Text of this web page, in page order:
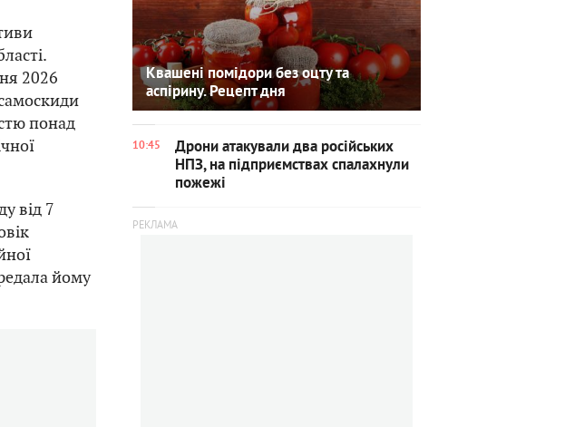
2026
понад
від 7
йому
Квашені помідори без оцту та
аспірину. Рецепт дня
10:45
Дрони атакували два російських
НПЗ, на підприємствах спалахнули
пожежі